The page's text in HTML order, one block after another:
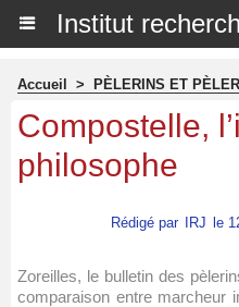
Institut
Accueil > PÈLERINS ET
Compostelle,
philosophe
Rédigé par IRJ
le
Zoreilles, le bulletin des
comparaison entre marcheur